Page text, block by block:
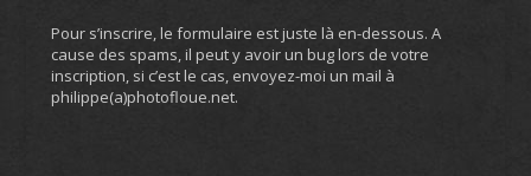
Pour s’inscrire, le formulaire est juste là en-dessous. A
cause des spams, il peut y avoir un bug lors de votre
inscription, si c’est le cas, envoyez-moi un mail à
philippe(a)photofloue.net.